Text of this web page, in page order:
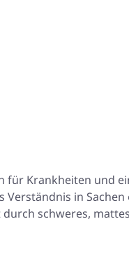
Krankheiten und
in
schweres,